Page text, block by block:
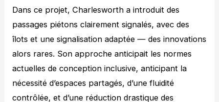
Dans ce projet, Charlesworth a introduit des
passages piétons clairement signalés, avec des
îlots et une signalisation adaptée — des innovations
alors rares. Son approche anticipait les normes
actuelles de conception inclusive, anticipant la
nécessité d’espaces partagés, d’une fluidité
contrôlée, et d’une réduction drastique des